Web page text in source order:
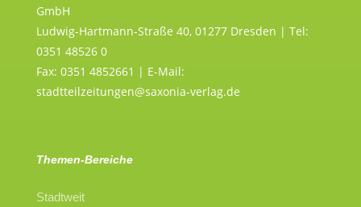
GmbH
Ludwig-Hartmann-Straße 40, 01277 Dresden | Tel:
0351 48526 0
Fax: 0351 4852661 | E-Mail:
stadtteilzeitungen@saxonia-verlag.de
Themen-Bereiche
Stadtweit